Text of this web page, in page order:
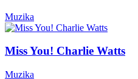
Muzika
Miss You! Charlie Watts
Muzika